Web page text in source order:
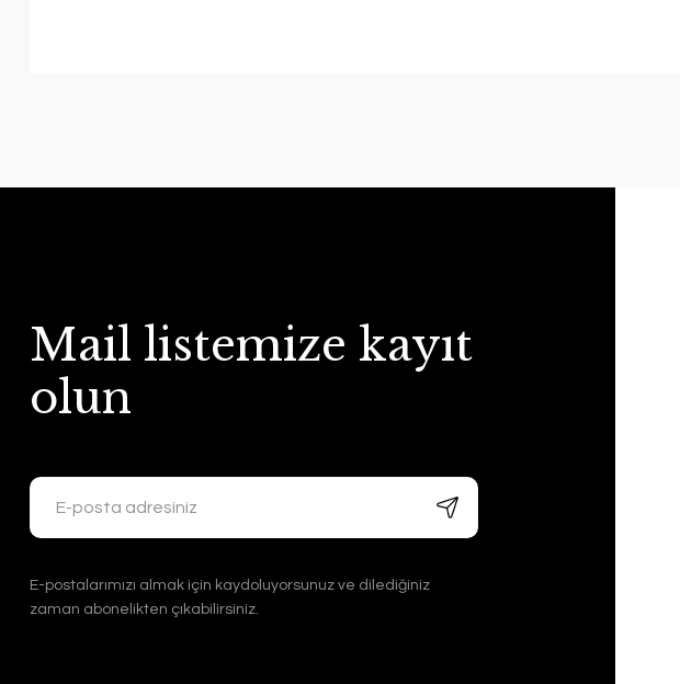
Mail listemize kayıt
olun
E-postalarımızı almak için kaydoluyorsunuz ve dilediğiniz
zaman abonelikten çıkabilirsiniz.